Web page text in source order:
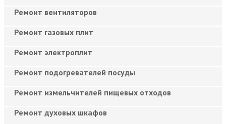
Ремонт вентиляторов
Ремонт газовых плит
Ремонт электроплит
Ремонт подогревателей посуды
Ремонт измельчителей пищевых отходов
Ремонт духовых шкафов